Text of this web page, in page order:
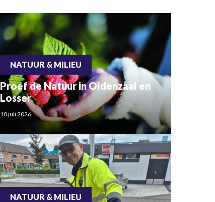
NATUUR & MILIEU
Proef de Natuur in Oldenzaal en
Losser
10 juli 2026
NATUUR & MILIEU